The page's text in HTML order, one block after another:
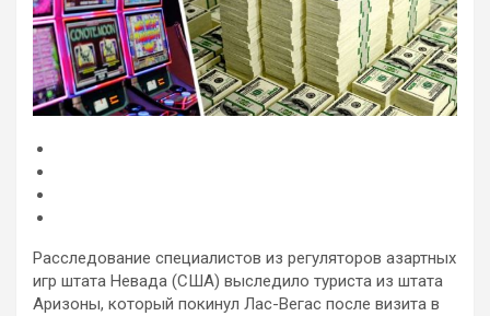
Расследование специалистов из регуляторов азартных
игр штата Невада (США) выследило туриста из штата
Аризоны, который покинул Лас-Вегас после визита в